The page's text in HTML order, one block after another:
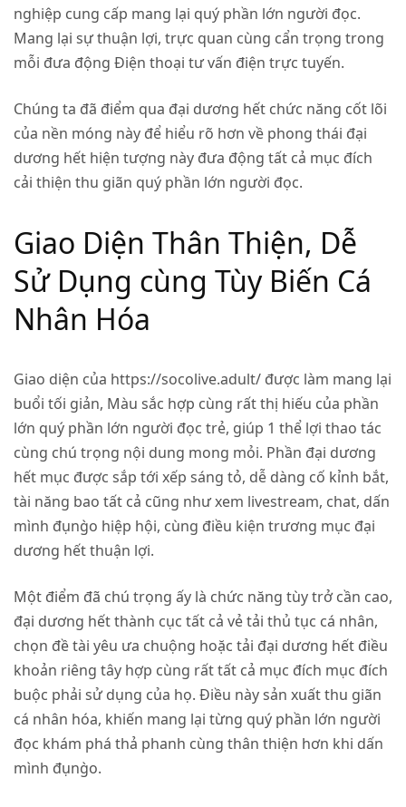
nghiệp cung cấp mang lại quý phần lớn người đọc.
Mang lại sự thuận lợi, trực quan cùng cẩn trọng trong
mỗi đưa động Điện thoại tư vấn điện trực tuyến.
Chúng ta đã điểm qua đại dương hết chức năng cốt lõi
của nền móng này để hiểu rõ hơn về phong thái đại
dương hết hiện tượng này đưa động tất cả mục đích
cải thiện thu giãn quý phần lớn người đọc.
Giao Diện Thân Thiện, Dễ
Sử Dụng cùng Tùy Biến Cá
Nhân Hóa
Giao diện của https://socolive.adult/ được làm mang lại
buổi tối giản, Màu sắc hợp cùng rất thị hiếu của phần
lớn quý phần lớn người đọc trẻ, giúp 1 thể lợi thao tác
cùng chú trọng nội dung mong mỏi. Phần đại dương
hết mục được sắp tới xếp sáng tỏ, dễ dàng cố kỉnh bắt,
tài năng bao tất cả cũng như xem livestream, chat, dấn
mình đụng̀o hiệp hội, cùng điều kiện trương mục đại
dương hết thuận lợi.
Một điểm đã chú trọng ấy là chức năng tùy trở cần cao,
đại dương hết thành cục tất cả vẻ tải thủ tục cá nhân,
chọn đề tài yêu ưa chuộng hoặc tải đại dương hết điều
khoản riêng tây hợp cùng rất tất cả mục đích mục đích
buộc phải sử dụng của họ. Điều này sản xuất thu giãn
cá nhân hóa, khiến mang lại từng quý phần lớn người
đọc khám phá thả phanh cùng thân thiện hơn khi dấn
mình đụng̀o.